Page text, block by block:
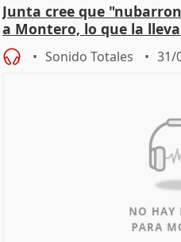
Junta cree que
a Montero, lo que la
Sonido Totales 31/